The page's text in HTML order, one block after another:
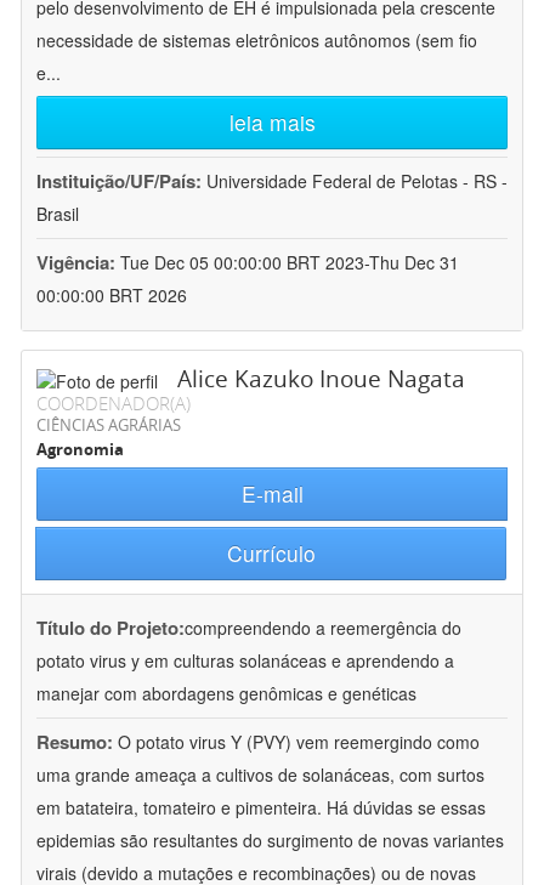
pelo desenvolvimento de EH é impulsionada pela crescente
necessidade de sistemas eletrônicos autônomos (sem fio
e...
leia mais
Instituição/UF/País: Universidade Federal de Pelotas - RS -
Brasil
Vigência: Tue Dec 05 00:00:00 BRT 2023-Thu Dec 31
00:00:00 BRT 2026
Alice Kazuko Inoue Nagata
COORDENADOR(A)
CIÊNCIAS AGRÁRIAS
Agronomia
E-mail
Currículo
Título do Projeto:compreendendo a reemergência do
potato virus y em culturas solanáceas e aprendendo a
manejar com abordagens genômicas e genéticas
Resumo: O potato virus Y (PVY) vem reemergindo como
uma grande ameaça a cultivos de solanáceas, com surtos
em batateira, tomateiro e pimenteira. Há dúvidas se essas
epidemias são resultantes do surgimento de novas variantes
virais (devido a mutações e recombinações) ou de novas